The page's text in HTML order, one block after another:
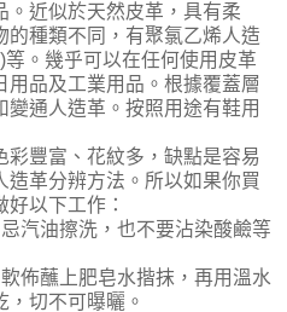
。近似於天然皮革，具有柔
種類不同，有聚氯乙烯人造
。幾乎可以在任何使用皮革
品及工業用品。根據覆蓋層
通人造革。按照用途有鞋用
豐富、花紋多，缺點是容易
革分辨方法。所以如果你買
以下工作：
油擦洗，也不要沾染酸鹼等
蘸上肥皂水揩抹，再用溫水
切不可曝曬。